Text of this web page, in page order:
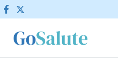
Vai al contenuto